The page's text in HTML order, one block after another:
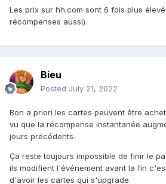
Les prix sur hh.com sont 6 fois plus
récompenses aussi).
Bieu
Posted July 21, 2022
Bon a priori les cartes peuvent être
vu que la récompense instantanée
jours précédents.
Ça reste toujours impossible de finir le
ils modifient l'événement avant la fin
d'avoir les cartes qui s'upgrade.